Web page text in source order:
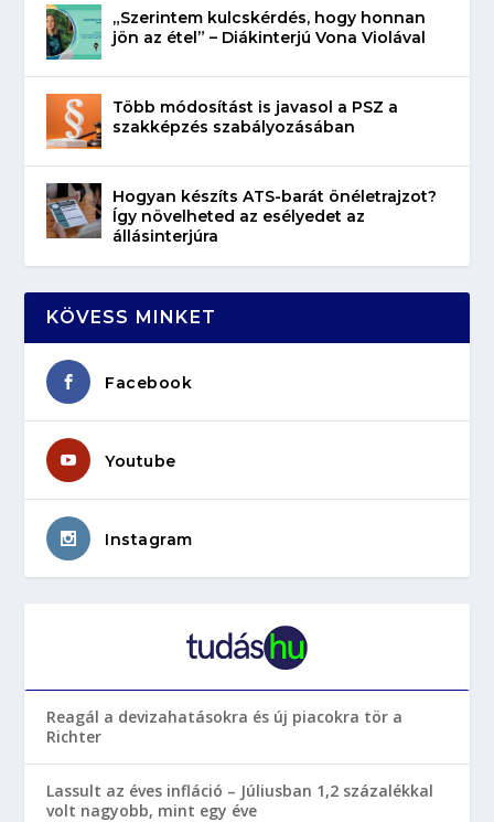
„Szerintem kulcskérdés, hogy honnan
jön az étel” – Diákinterjú Vona Violával
Több módosítást is javasol a PSZ a
szakképzés szabályozásában
Hogyan készíts ATS-barát önéletrajzot?
Így növelheted az esélyedet az
állásinterjúra
KÖVESS MINKET
Facebook
Youtube
Instagram
Reagál a devizahatásokra és új piacokra tör a
Richter
Lassult az éves infláció – Júliusban 1,2 százalékkal
volt nagyobb, mint egy éve